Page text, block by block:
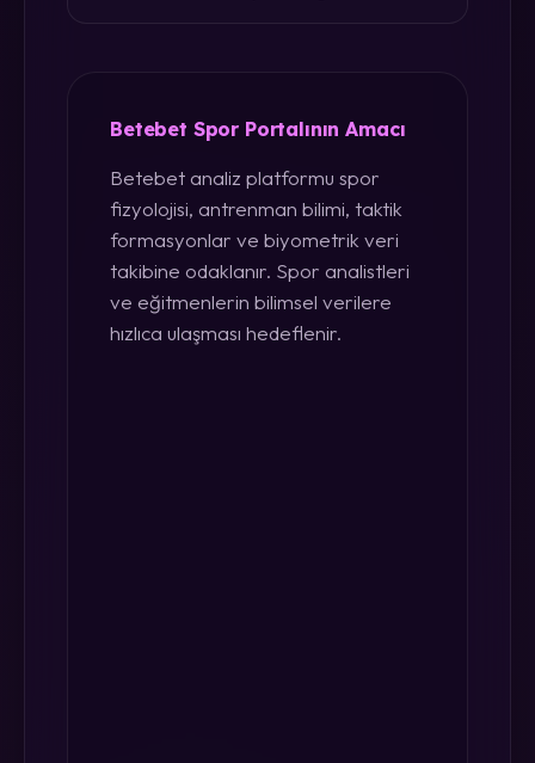
Betebet Spor Portalının Amacı
Betebet analiz platformu spor
fizyolojisi, antrenman bilimi, taktik
formasyonlar ve biyometrik veri
takibine odaklanır. Spor analistleri
ve eğitmenlerin bilimsel verilere
hızlıca ulaşması hedeflenir.